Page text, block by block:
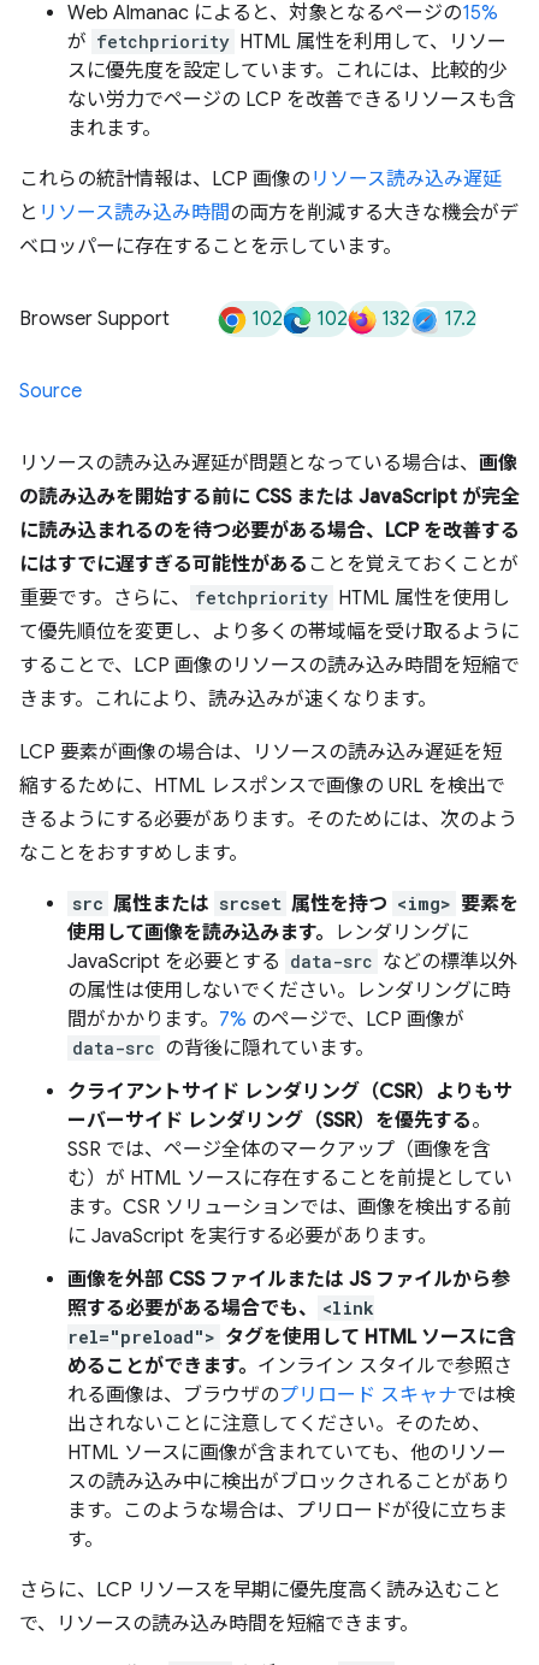
Web Almanac によると、対象となるページの15%
が fetchpriority HTML 属性を利用して、リソー
スに優先度を設定しています。これには、比較的少
ない労力でページの LCP を改善できるリソースも含
まれます。
これらの統計情報は、LCP 画像の リソース読み込み遅延
と リソース読み込み時間の両方を削減する大きな機会がデ
ベロッパーに存在することを示しています。
Browser Support 102 102 132 17.2
Source
リソースの読み込み遅延が問題となっている場合は、 画像
の読み込みを開始する前に CSS または JavaScript が完全
に読み込まれるのを待つ必要がある場合、LCP を改善する
にはすでに遅すぎる可能性がある ことを覚えておくことが
重要です。さらに、
fetchpriority HTML 属性を使用し
て優先順位を変更し、より多くの帯域幅を受け取るように
することで、LCP 画像のリソースの読み込み時間を短縮で
きます。これにより、読み込みが速くなります。
LCP 要素が画像の場合は、リソースの読み込み遅延を短
縮するために、HTML レスポンスで画像の URL を検出で
きるようにする必要があります。そのためには、次のよう
なことをおすすめします。
src 属性または srcset 属性を持つ <img> 要素を
使用して画像を読み込みます。
レンダリングに
JavaScript を必要とする data-src などの標準以外
の属性は使用しないでください。レンダリングに時
間がかかります。 7% のページで、LCP 画像が
data-src の背後に隠れています。
クライアントサイド レンダリング（CSR）よりもサ
ーバーサイド レンダリング（SSR）を優先する。
SSR では、ページ全体のマークアップ（画像を含
む）が HTML ソースに存在することを前提としてい
ます。CSR ソリューションでは、画像を検出する前
に JavaScript を実行する必要があります。
画像を外部 CSS ファイルまたは JS ファイルから参
照する必要がある場合でも、
<link
rel="preload"> タグを使用して HTML ソースに含
めることができます。 インライン スタイルで参照さ
れる画像は、ブラウザのプリロード スキャナでは検
出されないことに注意してください。そのため、
HTML ソースに画像が含まれていても、他のリソー
スの読み込み中に検出がブロックされることがあり
ます。このような場合は、プリロードが役に立ちま
す。
さらに、LCP リソースを早期に優先度高く読み込むこと
で、リソースの読み込み時間を短縮できます。